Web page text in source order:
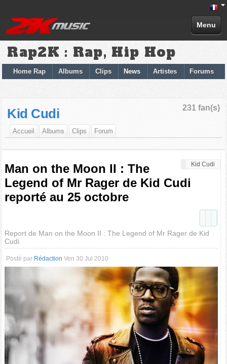
Menu
Rap2K : Rap, Hip Hop
Home Rap Albums Clips News Artistes Forums
231 fan(s)
Kid Cudi
Accueil Albums Clips Forum
Kid Cudi
Man on the Moon II : The
Legend of Mr Rager de Kid Cudi
reporté au 25 octobre
Report de Man on the Moon II : The Legend of Mr Rager de Kid
Cudi
Posté par Rédaction Ven 30 Jul 2010